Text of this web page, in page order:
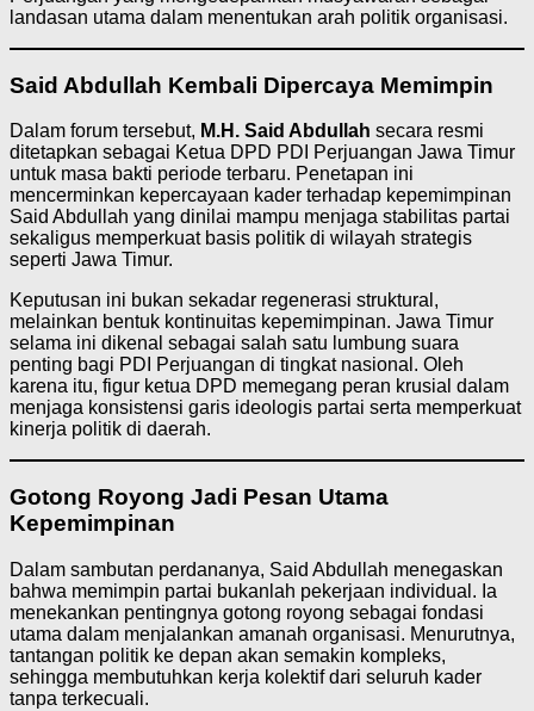
landasan utama dalam menentukan arah politik organisasi.
Said Abdullah Kembali Dipercaya Memimpin
Dalam forum tersebut, M.H. Said Abdullah secara resmi
ditetapkan sebagai Ketua DPD PDI Perjuangan Jawa Timur
untuk masa bakti periode terbaru. Penetapan ini
mencerminkan kepercayaan kader terhadap kepemimpinan
Said Abdullah yang dinilai mampu menjaga stabilitas partai
sekaligus memperkuat basis politik di wilayah strategis
seperti Jawa Timur.
Keputusan ini bukan sekadar regenerasi struktural,
melainkan bentuk kontinuitas kepemimpinan. Jawa Timur
selama ini dikenal sebagai salah satu lumbung suara
penting bagi PDI Perjuangan di tingkat nasional. Oleh
karena itu, figur ketua DPD memegang peran krusial dalam
menjaga konsistensi garis ideologis partai serta memperkuat
kinerja politik di daerah.
Gotong Royong Jadi Pesan Utama
Kepemimpinan
Dalam sambutan perdananya, Said Abdullah menegaskan
bahwa memimpin partai bukanlah pekerjaan individual. Ia
menekankan pentingnya gotong royong sebagai fondasi
utama dalam menjalankan amanah organisasi. Menurutnya,
tantangan politik ke depan akan semakin kompleks,
sehingga membutuhkan kerja kolektif dari seluruh kader
tanpa terkecuali.